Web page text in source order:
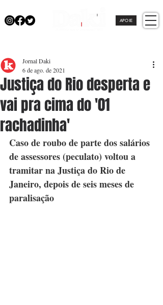
APOIE
Justiça do Rio desperta e
vai pra cima do '01
rachadinha'
Jornal Daki
6 de ago. de 2021
Caso de roubo de parte dos salários
de assessores (peculato) voltou a
tramitar na Justiça do Rio de
Janeiro, depois de seis meses de
paralisação